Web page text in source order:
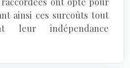
ainsi ces surcoûts tout
leur indépendance